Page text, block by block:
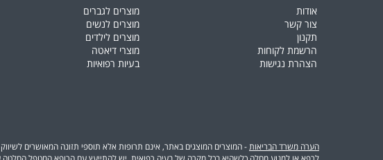
אודות
צור קשר
תקנון
הרשמת לקוחות
הצהרת נגישות
מוצרים לגברים
מוצרים לנשים
מוצרים לילדים
מוצרי דיאטה
בעיות רפואיות
הערה משרד הבריאות- המוצרים המוצגים באתר, אינם תרופות אלא תוספי תזונה המאושרים